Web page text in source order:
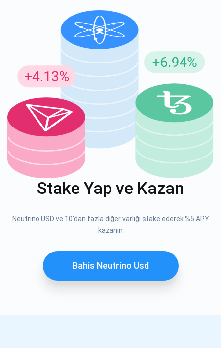
Stake Yap ve Kazan
Neutrino USD ve 10'dan fazla diğer varlığı stake ederek %5 APY
kazanın
Bahis Neutrino Usd
Atomic
1000.000
ABONE OL
support@atomicwallet.io
YouTube'umuza göz atın
Güncellemeler için Abone Ol
En son proje güncellemelerini ve kripto kılavuzlarını ilk alan
siz olun